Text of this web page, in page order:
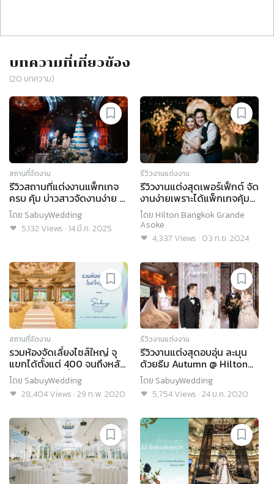
บทความที่เกี่ยวข้อง
(20 บทความ)
สถานที่จัดงาน
รีวิวสถานที่แต่งงานแพ็กเกจ
ครบ คุ้ม บ่าวสาวจัดงานง่าย @
Hilton Bangkok Grande
Asoke
โดย SabuyWedding
5,132 Views ·14 มี.ค. 2025
รีวิวงานแต่งงาน
รีวิวงานแต่งสุดเพอร์เฟ็กต์ จัด
งานง่ายเพราะได้แพ็กเกจคุ้ม
ค่า @Hilton Bangkok
Grande Asoke
โดย Hilton Bangkok Grande
Asoke
4,337 Views · 03 ก.ย. 2024
สถานที่จัดงาน
รวมห้องจัดเลี้ยงไซส์ใหญ่ จุ
แขกได้ตั้งแต่ 400 จนถึงหลัก
พัน! (Part 2) ที่งาน
SabuyWedding Festival
2020
โดย SabuyWedding
28,404Views ·29 ก.พ. 2020
รีวิวงานแต่งงาน
รีวิวงานแต่งสุดอบอุ่น ละมุน
ด้วยธีม Autumn @ Hilton
Bangkok Grande Asoke
โดย SabuyWedding
5,754Views ·24 ม.ค. 2020